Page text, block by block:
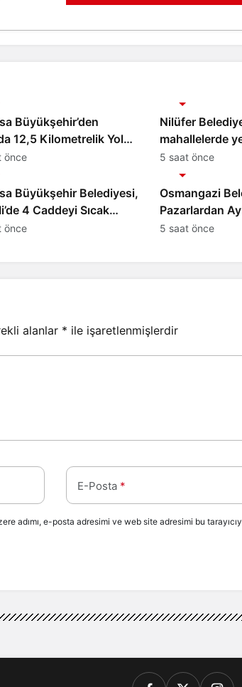
Büyükşehir’den
12,5 Kilometrelik Yol
önce
Nilüfer
mahallelerde
5 saat önce
Büyükşehir Belediyesi,
4 Caddeyi Sıcak
Yeniliyor
önce
Osmangazi
Pazarlardan
Atık Topluyor
Gündem
5 saat önce
alanlar * ile işaretlenmişlerdir
E-Posta *
adımı, e-posta adresimi ve web site adresimi bu